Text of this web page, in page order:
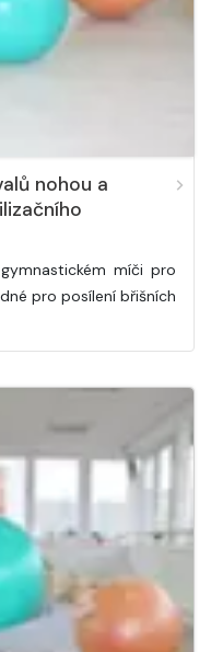
nohou a
míči pro
pro posílení břišních